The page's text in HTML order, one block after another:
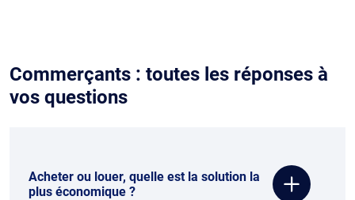
Commerçants : toutes les réponses à
vos questions
Acheter ou louer, quelle est la solution la
plus économique ?